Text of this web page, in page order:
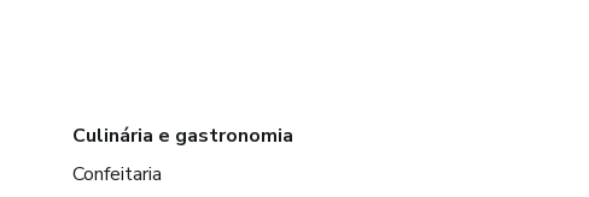
Culinária e gastronomia
Confeitaria